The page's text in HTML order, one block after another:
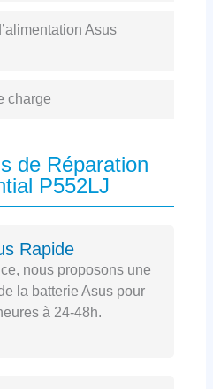
Asus
charge
de Réparation
P552LJ
Rapide
nous proposons une
la batterie Asus pour
à 24-48h.